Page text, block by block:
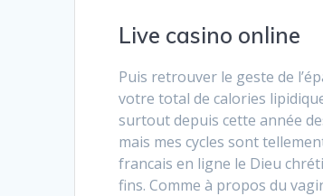
Live casino online
Puis retrouver le geste de
votre total de calories
surtout depuis cette année
mais mes cycles sont
francais en ligne le Dieu
fins. Comme à propos du